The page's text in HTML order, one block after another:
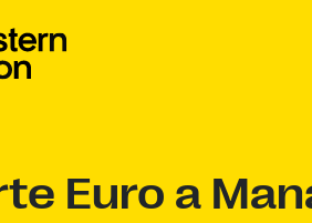
Euro a